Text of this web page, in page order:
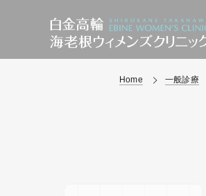
Home 一般診療